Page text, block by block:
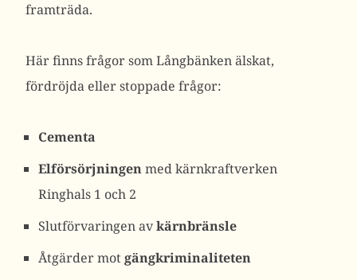
framträda.
Här finns frågor som Långbänken älskat,
fördröjda eller stoppade frågor:
Cementa
Elförsörjningenmed kärnkraftverken
Ringhals 1 och 2
Slutförvaringen avkärnbränsle
Åtgärder motgängkriminaliteten